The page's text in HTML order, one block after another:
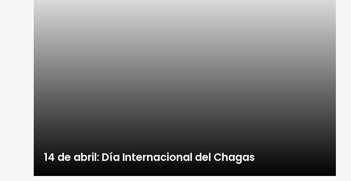
14 de abril: Día Internacional del Chagas